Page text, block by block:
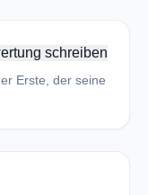
schreiben
Erste, der seine